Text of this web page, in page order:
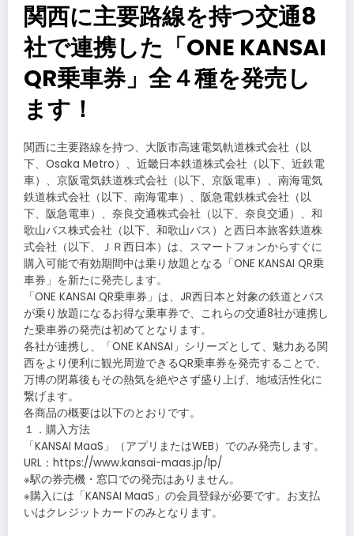
関西に主要路線を持つ交通8
社で連携した「ONE KANSAI
QR乗車券」全４種を発売し
ます！
関西に主要路線を持つ、大阪市高速電気軌道株式会社（以
下、Osaka Metro）、近畿日本鉄道株式会社（以下、近鉄電
車）、京阪電気鉄道株式会社（以下、京阪電車）、南海電気
鉄道株式会社（以下、南海電車）、阪急電鉄株式会社（以
下、阪急電車）、奈良交通株式会社（以下、奈良交通）、和
歌山バス株式会社（以下、和歌山バス）と西日本旅客鉄道株
式会社（以下、ＪＲ西日本）は、スマートフォンからすぐに
購入可能で有効期間中は乗り放題となる「ONE KANSAI QR乗
車券」を新たに発売します。
「ONE KANSAI QR乗車券」は、JR西日本と対象の鉄道とバス
が乗り放題になるお得な乗車券で、これらの交通8社が連携し
た乗車券の発売は初めてとなります。
各社が連携し、「ONE KANSAI」シリーズとして、魅力ある関
西をより便利に観光周遊できるQR乗車券を発売することで、
万博の閉幕後もその熱気を絶やさず盛り上げ、地域活性化に
繋げます。
各商品の概要は以下のとおりです。
１．購入方法
「KANSAI MaaS」（アプリまたはWEB）でのみ発売します。
URL：https://www.kansai-maas.jp/lp/
※駅の券売機・窓口での発売はありません。
※購入には「KANSAI MaaS」の会員登録が必要です。お支払
いはクレジットカードのみとなります。